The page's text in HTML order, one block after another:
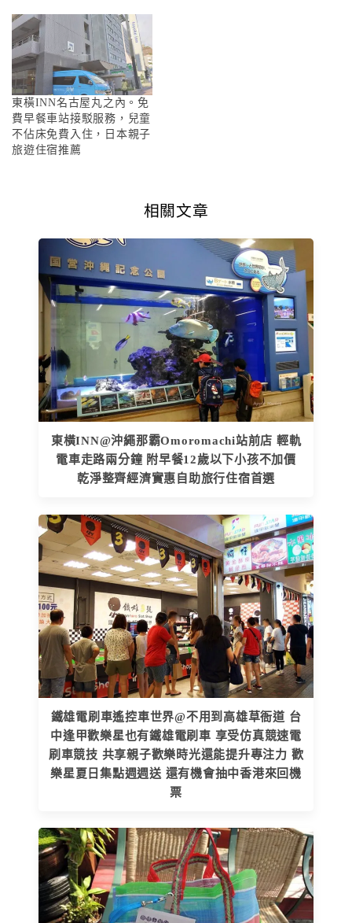
東橫INN名古屋丸之內。免
費早餐車站接駁服務，兒童
不佔床免費入住，日本親子
旅遊住宿推薦
相關文章
東橫INN@沖繩那霸Omoromachi站前店 輕軌
電車走路兩分鐘 附早餐12歲以下小孩不加價
乾淨整齊經濟實惠自助旅行住宿首選
鐵雄電刷車遙控車世界@不用到高雄草衙道 台
中逢甲歡樂星也有鐵雄電刷車 享受仿真競速電
刷車競技 共享親子歡樂時光還能提升專注力 歡
樂星夏日集點週週送 還有機會抽中香港來回機
票